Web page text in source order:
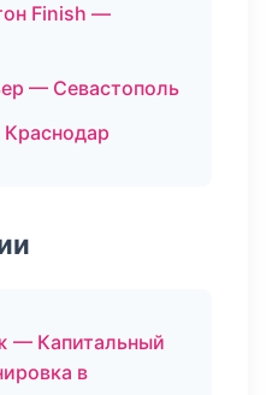
Finish —
— Севастополь
— Капитальный
в